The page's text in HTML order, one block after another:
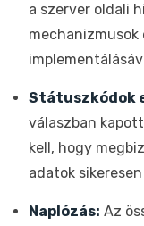
a szerver oldali
mechanizmusok
Státuszkódok
válaszban
kell, hogy
adatok
Naplózás: Az